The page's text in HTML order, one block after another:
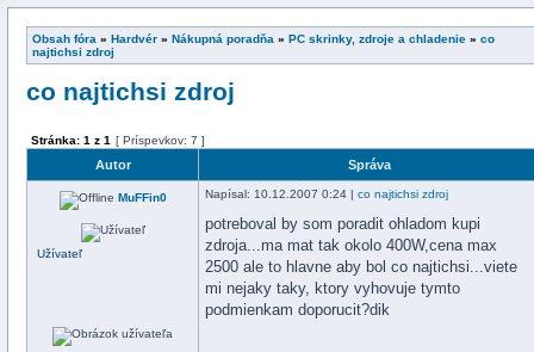
Obsah fóra » Hardvér » Nákupná poradňa » PC skrinky, zdroje a chladenie » co
najtichsi zdroj
co najtichsi zdroj
Stránka: 1 z 1 [ Príspevkov: 7 ]
Autor Správa
MuFFin0
Užívateľ
Napísal: 10.12.2007 0:24 | co najtichsi zdroj
potreboval by som poradit ohladom kupi
zdroja...ma mat tak okolo 400W,cena max
2500 ale to hlavne aby bol co najtichsi...viete
mi nejaky taky, ktory vyhovuje tymto
podmienkam doporucit?dik